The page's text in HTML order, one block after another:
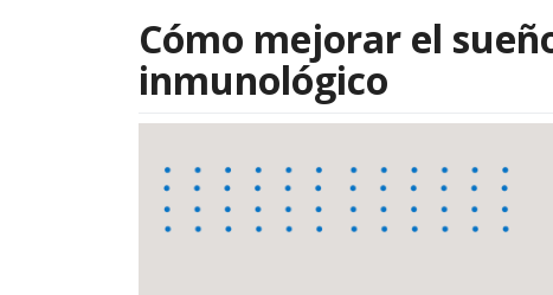
Cómo mejorar el
inmunológico